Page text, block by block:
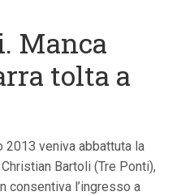
Manca
tolta a
2013 veniva abbattuta la
Bartoli (Tre Ponti),
consentiva l’ingresso a